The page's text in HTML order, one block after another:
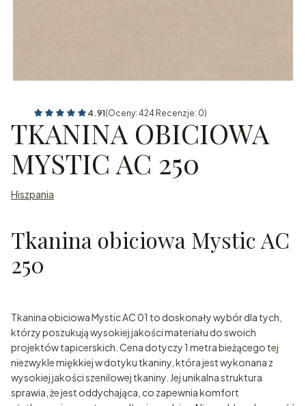
4.91(Oceny: 424 Recenzje: 0)
TKANINA OBICIOWA
MYSTIC AC 250
Hiszpania
Tkanina obiciowa Mystic AC
250
Tkanina obiciowa Mystic AC 01 to doskonały wybór dla tych,
którzy poszukują wysokiej jakości materiału do swoich
projektów tapicerskich. Cena dotyczy 1 metra bieżącego tej
niezwykle miękkiej w dotyku tkaniny, która jest wykonana z
wysokiej jakości szenilowej tkaniny. Jej unikalna struktura
sprawia, że jest oddychająca, co zapewnia komfort